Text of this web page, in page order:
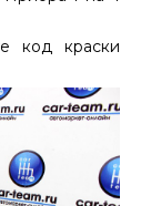
код краски